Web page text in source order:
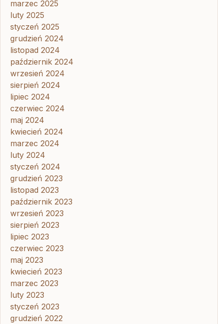
marzec 2025
luty 2025
styczeń 2025
grudzień 2024
listopad 2024
październik 2024
wrzesień 2024
sierpień 2024
lipiec 2024
czerwiec 2024
maj 2024
kwiecień 2024
marzec 2024
luty 2024
styczeń 2024
grudzień 2023
listopad 2023
październik 2023
wrzesień 2023
sierpień 2023
lipiec 2023
czerwiec 2023
maj 2023
kwiecień 2023
marzec 2023
luty 2023
styczeń 2023
grudzień 2022